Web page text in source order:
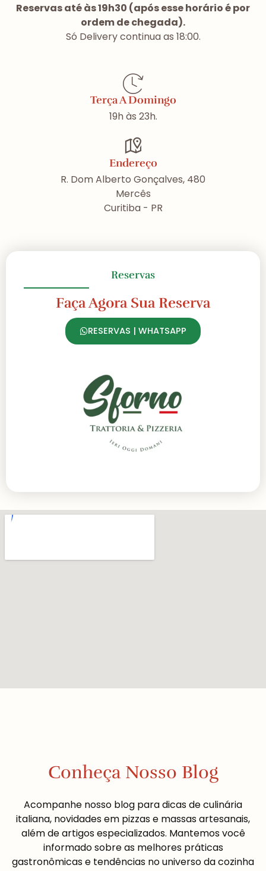
Reservas até às 19h30 (após esse horário é por
ordem de chegada).
Só Delivery continua as 18:00.
Terça A Domingo
19h às 23h.
Endereço
R. Dom Alberto Gonçalves, 480
Mercês
Curitiba - PR
Reservas
Faça Agora Sua Reserva
RESERVAS | WHATSAPP
Conheça Nosso Blog
Acompanhe nosso blog para dicas de culinária
italiana, novidades em pizzas e massas artesanais,
além de artigos especializados. Mantemos você
informado sobre as melhores práticas
gastronômicas e tendências no universo da cozinha